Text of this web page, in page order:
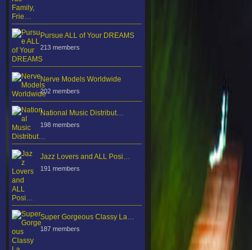
Pursue ALL of Your DREAMS
213 members
Nerve Models Worldwide
202 members
National Music Distribut…
198 members
Jazz Lovers and ALL Posi…
191 members
Super Gorgeous Classy La…
187 members